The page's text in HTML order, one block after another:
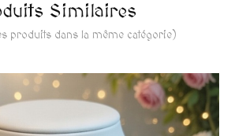
Similaires
produits dans la même catégorie)